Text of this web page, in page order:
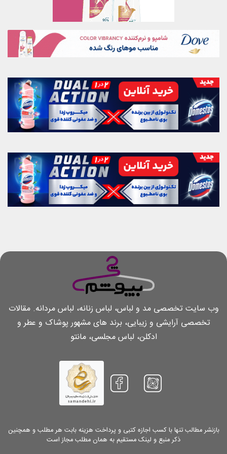
وب سایت تخصصی مد و لباس، لباس زنانه، لباس مردانه. مقالات
تخصصی آرایشی و زیبایی، برند های مشهور پوشاک و عطر و
ادکلن، لباس مجلسی، مانتو
بازنشر مطالب تنها با کسب اجازه کتبی و پرداخت هزینه بابت هر مطلب و همچنین
ذکر منبع و لینک مستقیم به همان مطلب مجاز است